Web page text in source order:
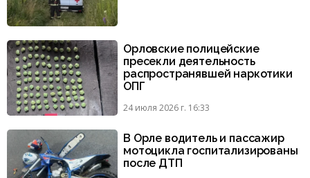
Орловские полицейские
пресекли деятельность
распространявшей наркотики
ОПГ
24 июля 2026 г. 16:33
В Орле водитель и пассажир
мотоцикла госпитализированы
после ДТП